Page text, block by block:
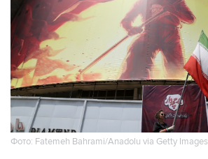
Фото: Fatemeh Bahrami/Anadolu via Getty Images